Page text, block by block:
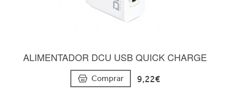
ALIMENTADOR DCU USB QUICK CHARGE
Comprar 9,22€